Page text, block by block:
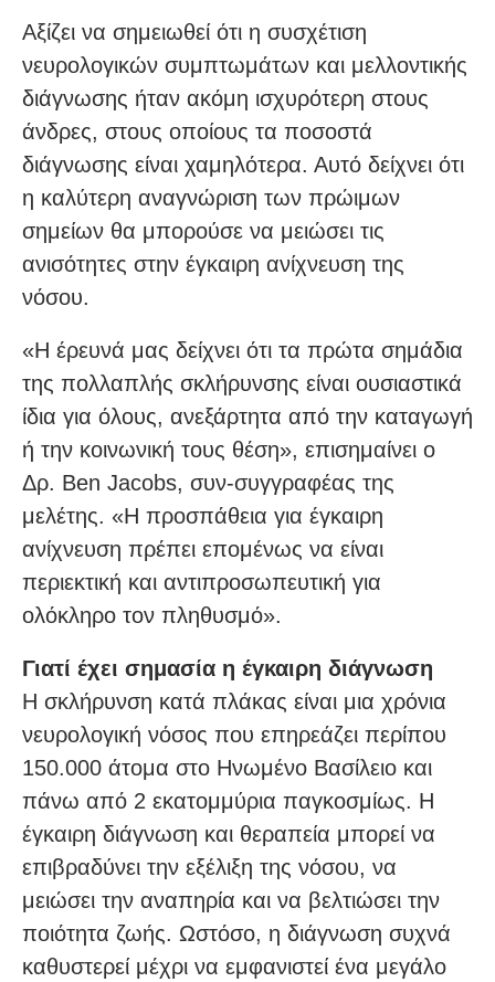
Αξίζει να σημειωθεί ότι η συσχέτιση
νευρολογικών συμπτωμάτων και μελλοντικής
διάγνωσης ήταν ακόμη ισχυρότερη στους
άνδρες, στους οποίους τα ποσοστά
διάγνωσης είναι χαμηλότερα. Αυτό δείχνει ότι
η καλύτερη αναγνώριση των πρώιμων
σημείων θα μπορούσε να μειώσει τις
ανισότητες στην έγκαιρη ανίχνευση της
νόσου.
«Η έρευνά μας δείχνει ότι τα πρώτα σημάδια
της πολλαπλής σκλήρυνσης είναι ουσιαστικά
ίδια για όλους, ανεξάρτητα από την καταγωγή
ή την κοινωνική τους θέση», επισημαίνει ο
Δρ. Ben Jacobs, συν-συγγραφέας της
μελέτης. «Η προσπάθεια για έγκαιρη
ανίχνευση πρέπει επομένως να είναι
περιεκτική και αντιπροσωπευτική για
ολόκληρο τον πληθυσμό».
Γιατί έχει σημασία η έγκαιρη διάγνωση
Η σκλήρυνση κατά πλάκας είναι μια χρόνια
νευρολογική νόσος που επηρεάζει περίπου
150.000 άτομα στο Ηνωμένο Βασίλειο και
πάνω από 2 εκατομμύρια παγκοσμίως. Η
έγκαιρη διάγνωση και θεραπεία μπορεί να
επιβραδύνει την εξέλιξη της νόσου, να
μειώσει την αναπηρία και να βελτιώσει την
ποιότητα ζωής. Ωστόσο, η διάγνωση συχνά
καθυστερεί μέχρι να εμφανιστεί ένα μεγάλο